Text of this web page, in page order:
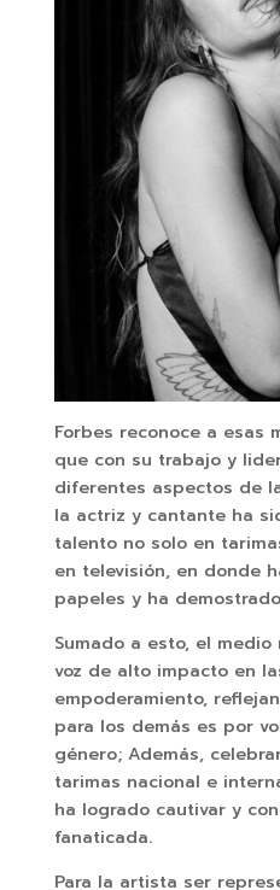
Forbes reconoce a esas
que con su trabajo y
diferentes aspectos de
la actriz y cantante ha
talento no solo en
en televisión, en donde
papeles y ha
Sumado a esto, el
voz de alto impacto en
empoderamiento,
para los demás es por
género; Además,
tarimas nacional e
ha logrado cautivar y
fanaticada.
Para la artista ser